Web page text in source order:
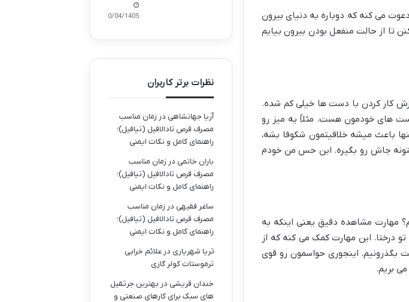
می کنه که دوباره به دنیای بیرون
تا از حالت منفعل بودن بیرون بیایم
کار کردن با دست ها خیلی کم شده.
های خودمون هست. مثلاً یه میز رو
باعث میشه خلاقیتمون شکوفا بشه،
جاش رو بگیره. این حس من خودم
مهارت مشاهده دقیق یعنی اینکه به
درختا. این مهارت کمک می کنه که از
بگذرونیم. اینجوری حواسمون رو قوی
بریم.
10/04/1405
نظرات برتر کاربران
آریا جهانشاهی در زمان مناسب
مصرف قرص تادالافیل (تیافیل)؛
راهنمای کامل و نکات ایمنی
باران خاتمی در زمان مناسب
مصرف قرص تادالافیل (تیافیل)؛
راهنمای کامل و نکات ایمنی
ساغر فقیهی در زمان مناسب
مصرف قرص تادالافیل (تیافیل)؛
راهنمای کامل و نکات ایمنی
ثریا شهریاری در علائم خرابی
ترموستات کولر گازی
خندان قریشی در بهترین جرثقیل
های سبک برای کارهای صنعتی و